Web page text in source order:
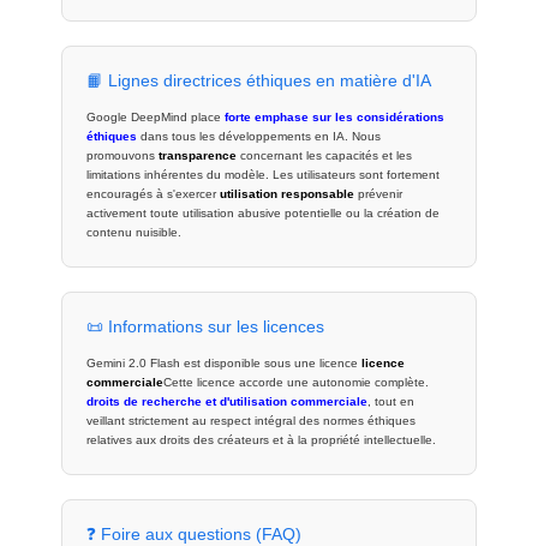
📙 Lignes directrices éthiques en matière d'IA
Google DeepMind placeforte emphase sur les considérations
éthiques dans tous les développements en IA. Nous
promouvonstransparence concernant les capacités et les
limitations inhérentes du modèle. Les utilisateurs sont fortement
encouragés à s'exercerutilisation responsable prévenir
activement toute utilisation abusive potentielle ou la création de
contenu nuisible.
📜 Informations sur les licences
Gemini 2.0 Flash est disponible sous une licence
licence
commercialeCette licence accorde une autonomie complète.
droits de recherche et d'utilisation commerciale, tout en
veillant strictement au respect intégral des normes éthiques
relatives aux droits des créateurs et à la propriété intellectuelle.
❓ Foire aux questions (FAQ)